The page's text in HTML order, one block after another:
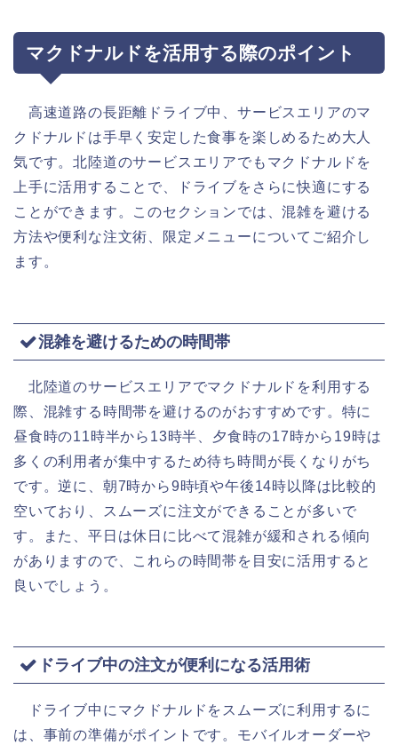
マクドナルドを活用する際のポイント
高速道路の長距離ドライブ中、サービスエリアのマ
クドナルドは手早く安定した食事を楽しめるため大人
気です。北陸道のサービスエリアでもマクドナルドを
上手に活用することで、ドライブをさらに快適にする
ことができます。このセクションでは、混雑を避ける
方法や便利な注文術、限定メニューについてご紹介し
ます。
混雑を避けるための時間帯
北陸道のサービスエリアでマクドナルドを利用する
際、混雑する時間帯を避けるのがおすすめです。特に
昼食時の11時半から13時半、夕食時の17時から19時は
多くの利用者が集中するため待ち時間が長くなりがち
です。逆に、朝7時から9時頃や午後14時以降は比較的
空いており、スムーズに注文ができることが多いで
す。また、平日は休日に比べて混雑が緩和される傾向
がありますので、これらの時間帯を目安に活用すると
良いでしょう。
ドライブ中の注文が便利になる活用術
ドライブ中にマクドナルドをスムーズに利用するに
は、事前の準備がポイントです。モバイルオーダーや